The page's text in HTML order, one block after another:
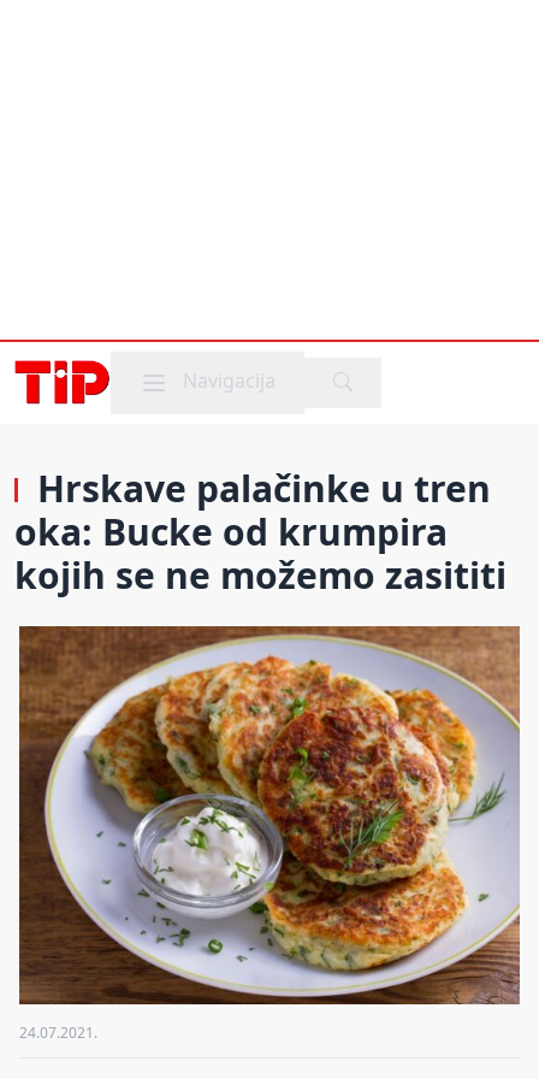
Mobile menu
Navigacija
Hrskave palačinke u tren
oka: Bucke od krumpira
kojih se ne možemo zasititi
24.07.2021.